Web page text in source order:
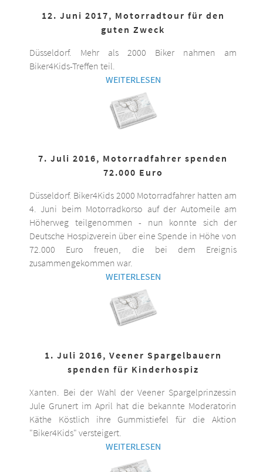
12. Juni 2017, Motorradtour für den
guten Zweck
Düsseldorf. Mehr als 2000 Biker nahmen am
Biker4Kids-Treffen teil.
WEITERLESEN
7. Juli 2016, Motorradfahrer spenden
72.000 Euro
Düsseldorf. Biker4Kids 2000 Motorradfahrer hatten am
4. Juni beim Motorradkorso auf der Automeile am
Höherweg teilgenommen - nun konnte sich der
Deutsche Hospizverein über eine Spende in Höhe von
72.000 Euro freuen, die bei dem Ereignis
zusammengekommen war.
WEITERLESEN
1. Juli 2016, Veener Spargelbauern
spenden für Kinderhospiz
Xanten. Bei der Wahl der Veener Spargelprinzessin
Jule Grunert im April hat die bekannte Moderatorin
Käthe Köstlich ihre Gummistiefel für die Aktion
"Biker4Kids" versteigert.
WEITERLESEN